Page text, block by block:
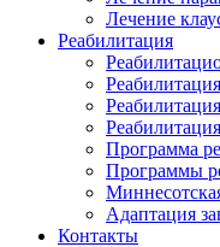
Лечение
Реабилитация
Программа
Программы
Адаптация
Контакты